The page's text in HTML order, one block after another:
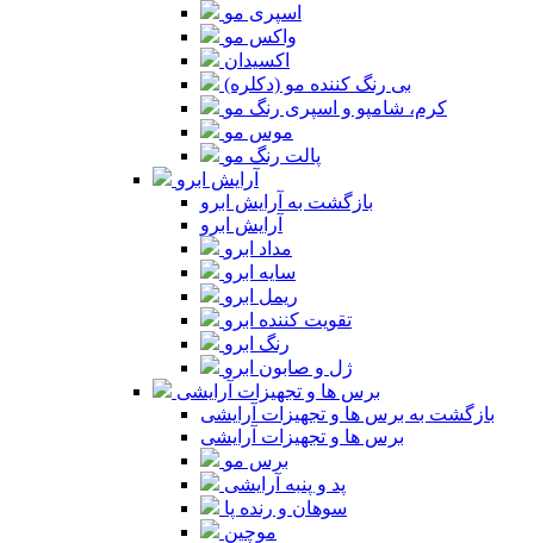
اسپری مو
واکس مو
اکسیدان
بی رنگ کننده مو (دکلره)
کرم، شامپو و اسپری رنگ مو
موس مو
پالت رنگ مو
آرایش ابرو
بازگشت به آرایش ابرو
آرایش ابرو
مداد ابرو
سایه ابرو
ریمل ابرو
تقویت کننده ابرو
رنگ ابرو
ژل و صابون ابرو
برس ها و تجهیزات آرایشی
بازگشت به برس ها و تجهیزات آرایشی
برس ها و تجهیزات آرایشی
برس مو
پد و پنبه آرایشی
سوهان و رنده پا
موچین